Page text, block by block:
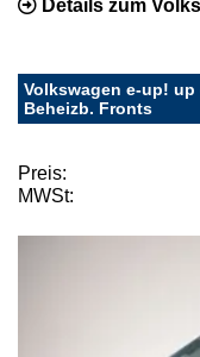
Details zum
Volkswagen e-up!
Beheizb. Fronts
Preis:
MWSt: